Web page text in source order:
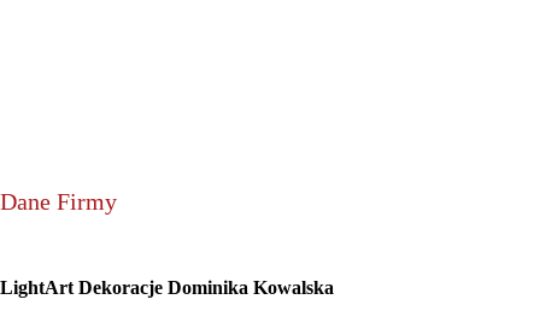
Dane Firmy
LightArt Dekoracje Dominika Kowalska